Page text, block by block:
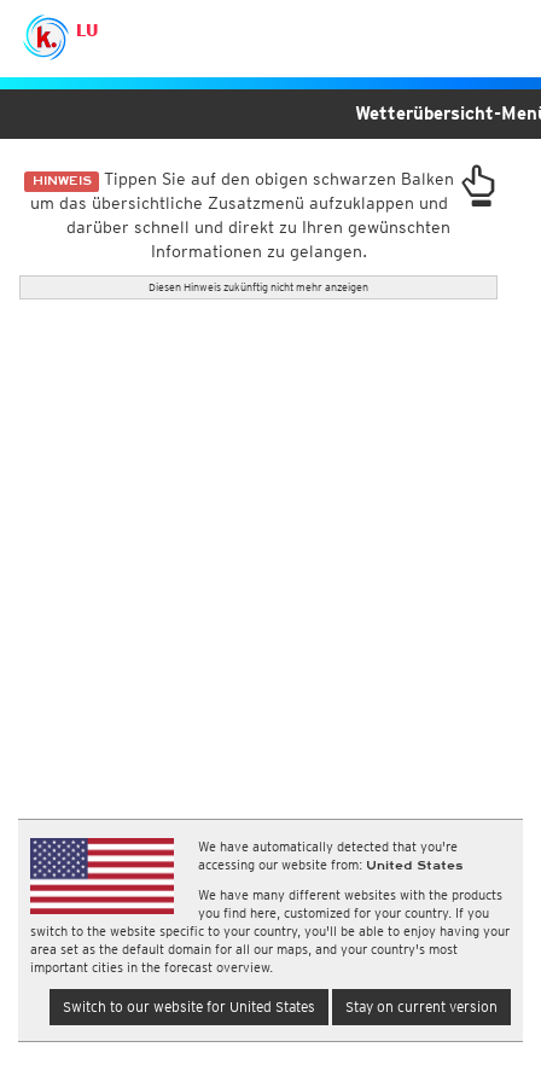
LU
HINWEIS Tippen Sie auf den obigen schwarzen Balken
um das übersichtliche Zusatzmenü aufzuklappen und
darüber schnell und direkt zu Ihren gewünschten
Informationen zu gelangen.
Diesen Hinweis zukünftig nicht mehr anzeigen
We have automatically detected that you're
accessing our website from: United States
We have many different websites with the products
you find here, customized for your country. If you
switch to the website specific to your country, you'll be able to enjoy having your
area set as the default domain for all our maps, and your country's most
important cities in the forecast overview.
Switch to our website for United States Stay on current version
Wetterübersicht-